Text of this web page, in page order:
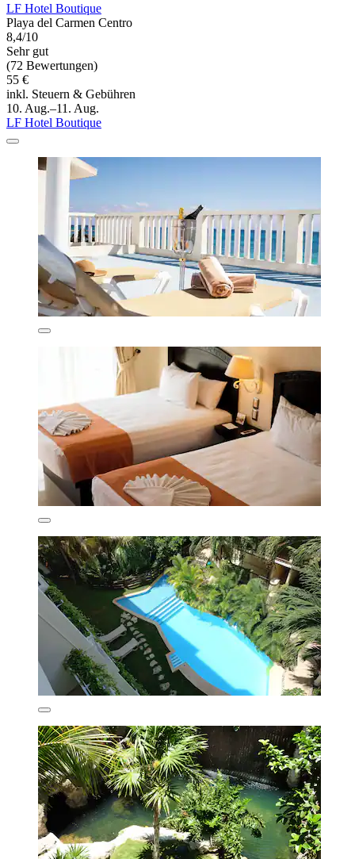
LF Hotel Boutique
Playa del Carmen Centro
8,4/10
Sehr gut
(72 Bewertungen)
55 €
inkl. Steuern & Gebühren
10. Aug.–11. Aug.
LF Hotel Boutique